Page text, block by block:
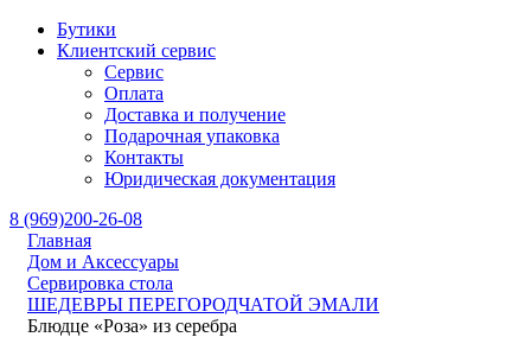
Бутики
Клиентский сервис
Сервис
Оплата
Доставка и получение
Подарочная упаковка
Контакты
Юридическая документация
8 (969)200-26-08
Главная
Дом и Аксессуары
Сервировка стола
ШЕДЕВРЫ ПЕРЕГОРОДЧАТОЙ ЭМАЛИ
Блюдце «Роза» из серебра